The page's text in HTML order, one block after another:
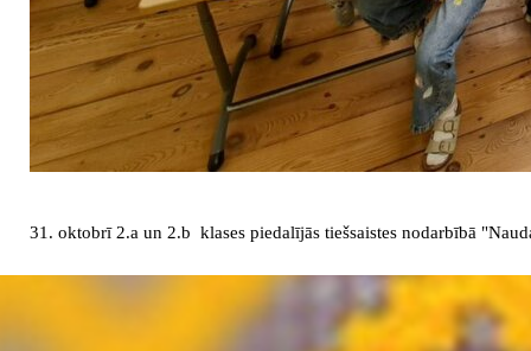
31. oktobrī 2.a un 2.b klases piedalījās tiešsaistes nodarbībā